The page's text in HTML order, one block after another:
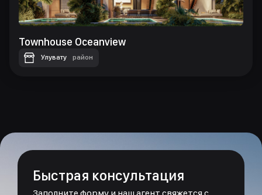
Townhouse Oceanview
Улувату район
Быстрая консультация